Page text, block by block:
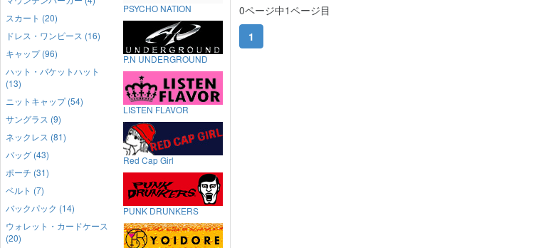
0ページ中1ページ目
1
スカート (20)
ドレス・ワンピース (16)
キャップ (96)
ハット・バケットハット
(13)
ニットキャップ (54)
サングラス (9)
ネックレス (81)
バッグ (43)
ポーチ (31)
ベルト (7)
バックパック (14)
ウォレット・カードケース
(20)
PSYCHO NATION
P.N UNDERGROUND
LISTEN FLAVOR
Red Cap Girl
PUNK DRUNKERS